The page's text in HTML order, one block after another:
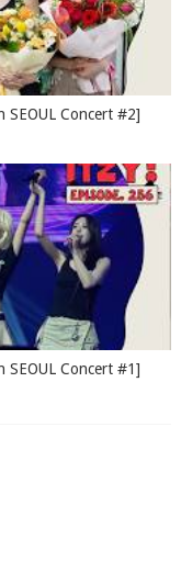
SEOUL Concert #2]
SEOUL Concert #1]